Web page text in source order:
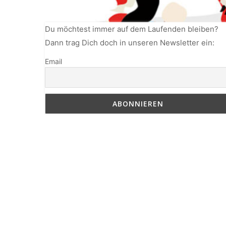
Du möchtest immer auf dem Laufenden bleiben?
Dann trag Dich doch in unseren Newsletter ein:
Email